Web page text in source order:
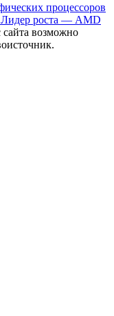
процессоров
Лидер роста — AMD
возможно